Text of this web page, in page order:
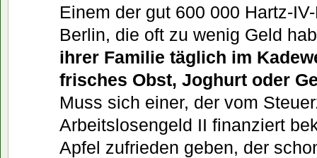
Einem der gut 600 000 Hartz-
Berlin, die oft zu wenig Geld
ihrer Familie täglich im
frisches Obst, Joghurt oder
Muss sich einer, der vom
Arbeitslosengeld II finanziert
Apfel zufrieden geben, der